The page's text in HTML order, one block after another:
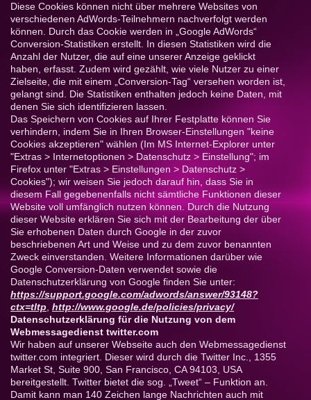
Diese Cookies können nicht über mehrere Websites von
verschiedenen AdWords-Teilnehmern nachverfolgt werden
können. Durch das Cookie werden in „Google AdWords“
Conversion-Statistiken erstellt. In diesen Statistiken wird die
Anzahl der Nutzer, die auf eine unserer Anzeige geklickt
haben, erfasst. Zudem wird gezählt, wie viele Nutzer zu einer
Zielseite, die mit einem „Conversion-Tag“ versehen worden ist,
gelangt sind. Die Statistiken enthalten jedoch keine Daten, mit
denen Sie sich identifizieren lassen.
Das Speichern von Cookies auf Ihrer Festplatte können Sie
verhindern, indem Sie in Ihren Browser-Einstellungen "keine
Cookies akzeptieren" wählen (Im MS Internet-Explorer unter
"Extras > Internetoptionen > Datenschutz > Einstellung"; im
Firefox unter "Extras > Einstellungen > Datenschutz >
Cookies"); wir weisen Sie jedoch darauf hin, dass Sie in
diesem Fall gegebenenfalls nicht sämtliche Funktionen dieser
Website voll umfänglich nutzen können. Durch die Nutzung
dieser Website erklären Sie sich mit der Bearbeitung der über
Sie erhobenen Daten durch Google in der zuvor
beschriebenen Art und Weise und zu dem zuvor benannten
Zweck einverstanden. Weitere Informationen darüber wie
Google Conversion-Daten verwendet sowie die
Datenschutzerklärung von Google finden Sie unter:
https://support.google.com/adwords/answer/93148?
ctx=tltp http://www.google.de/policies/privacy/
Datenschutzerklärung für die Nutzung von dem
Webmessagedienst twitter.com
Wir haben auf unserer Webseite auch den Webmessagedienst
twitter.com integriert. Dieser wird durch die Twitter Inc., 1355
Market St, Suite 900, San Francisco, CA 94103, USA
bereitgestellt. Twitter bietet die sog. „Tweet“ – Funktion an.
Damit kann man 140 Zeichen lange Nachrichten auch mit